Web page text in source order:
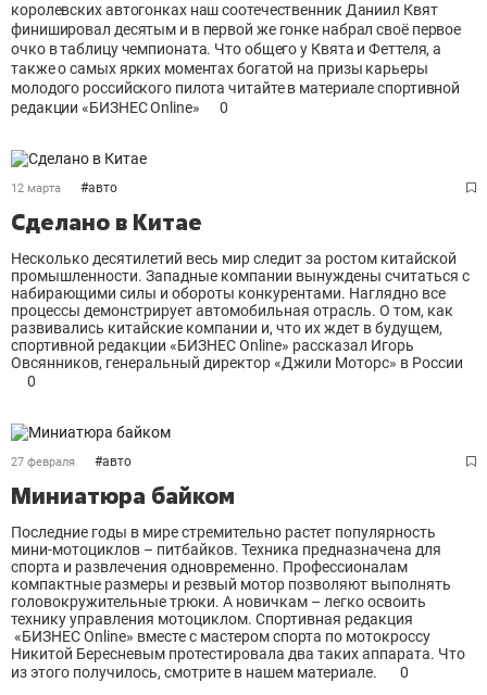
королевских автогонках наш соотечественник Даниил Квят
финишировал десятым и в первой же гонке набрал своё первое
очко в таблицу чемпионата. Что общего у Квята и Феттеля, а
также о самых ярких моментах богатой на призы карьеры
молодого российского пилота читайте в материале спортивной
редакции «БИЗНЕС Online»
0
12 марта #авто
Сделано в Китае
Несколько десятилетий весь мир следит за ростом китайской
промышленности. Западные компании вынуждены считаться с
набирающими силы и обороты конкурентами. Наглядно все
процессы демонстрирует автомобильная отрасль. О том, как
развивались китайские компании и, что их ждет в будущем,
спортивной редакции «БИЗНЕС Online» рассказал Игорь
Овсянников, генеральный директор «Джили Моторс» в России
0
27 февраля #авто
Миниатюра байком
Последние годы в мире стремительно растет популярность
мини-мотоциклов – питбайков. Техника предназначена для
спорта и развлечения одновременно. Профессионалам
компактные размеры и резвый мотор позволяют выполнять
головокружительные трюки. А новичкам – легко освоить
технику управления мотоциклом. Спортивная редакция
«БИЗНЕС Online» вместе с мастером спорта по мотокроссу
Никитой Бересневым протестировала два таких аппарата. Что
из этого получилось, смотрите в нашем материале.
0